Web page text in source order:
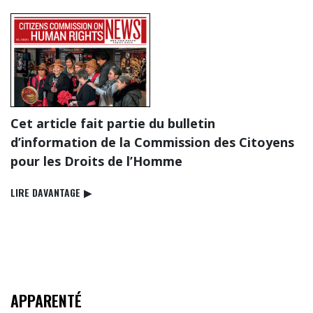
Cet article fait partie du bulletin
d’information de la Commission des Citoyens
pour les Droits de l’Homme
LIRE DAVANTAGE ▶
APPARENTÉ